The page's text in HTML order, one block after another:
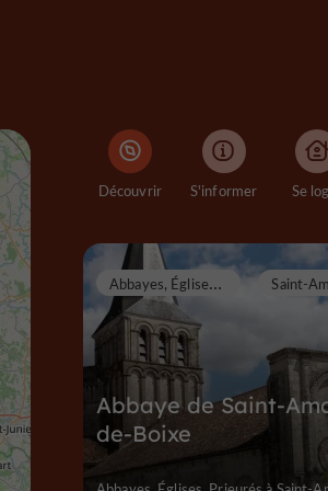
Découvrir S'informer Se
Abbaye de Saint-
de-Boixe
A
bbayes, Églises, Prieurés